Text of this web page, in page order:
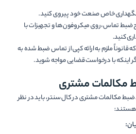
نگهداری خاص صنعت خود پیروی کنید.
ضبط تماس، روی میکروفون­‌ها و تجهیزات با
کنید.
قانوناً ملزم به ارائه کپی از تماس ضبط شده به
این­که با درخواست قضایی مواجه شوید.
مکالمات مشتری
مکالمات مشتری در کال سنتر، باید در نظر
هستند: